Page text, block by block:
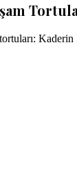
Kaderin